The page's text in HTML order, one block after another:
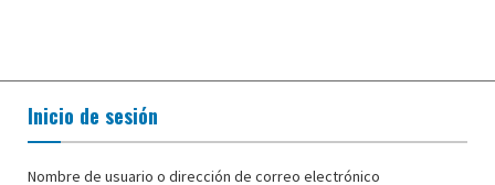
Inicio de sesión
Nombre de usuario o dirección de correo electrónico